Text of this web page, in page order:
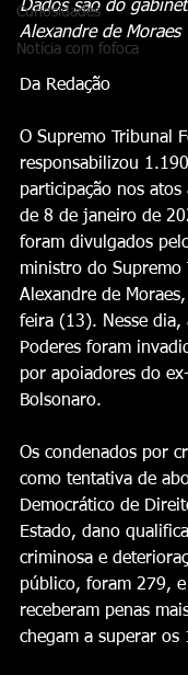
Curiosidades
Notícia com fofoca
Dados são do
Alexandre de Moraes
Da Redação
O Supremo Tribunal
responsabilizou
participação nos atos
de 8 de janeiro de
foram divulgados
ministro do Supremo
Alexandre de
feira (13). Nesse dia,
Poderes foram
por apoiadores do
Bolsonaro.
Os condenados por
como tentativa de
Democrático de
Estado, dano
criminosa e
público, foram 279,
receberam penas
chegam a superar os